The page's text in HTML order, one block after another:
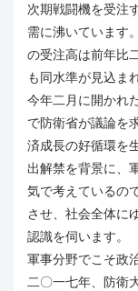
次期戦闘機を受注
需に沸いています
の受注高は前年比
も同水準が見込ま
今年二月に開かれ
で防衛省が議論を
済成長の好循環を
出解禁を背景に、
気で考えているの
させ、社会全体に
認識を伺います。
軍事分野でこそ政
二〇一七年、防衛